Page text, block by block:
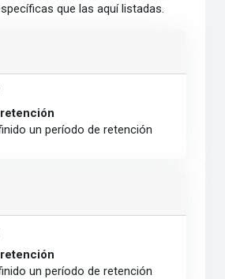
que las aquí listadas.
un período de retención
un período de retención